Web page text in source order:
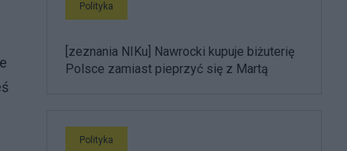
Polityka
[zeznania NIKu] Nawrocki kupuje biżuterię
Polsce zamiast pieprzyć się z Martą
Polityka